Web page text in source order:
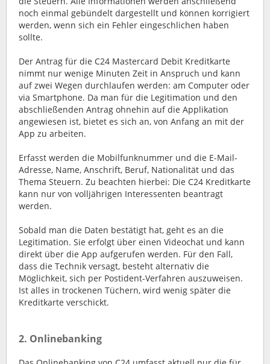
noch einmal gebündelt dargestellt und können korrigiert
werden, wenn sich ein Fehler eingeschlichen haben
sollte.
Der Antrag für die C24 Mastercard Debit Kreditkarte
nimmt nur wenige Minuten Zeit in Anspruch und kann
auf zwei Wegen durchlaufen werden: am Computer oder
via Smartphone. Da man für die Legitimation und den
abschließenden Antrag ohnehin auf die Applikation
angewiesen ist, bietet es sich an, von Anfang an mit der
App zu arbeiten.
Erfasst werden die Mobilfunknummer und die E-Mail-
Adresse, Name, Anschrift, Beruf, Nationalität und das
Thema Steuern. Zu beachten hierbei: Die C24 Kreditkarte
kann nur von volljährigen Interessenten beantragt
werden.
Sobald man die Daten bestätigt hat, geht es an die
Legitimation. Sie erfolgt über einen Videochat und kann
direkt über die App aufgerufen werden. Für den Fall,
dass die Technik versagt, besteht alternativ die
Möglichkeit, sich per Postident-Verfahren auszuweisen.
Ist alles in trockenen Tüchern, wird wenig später die
Kreditkarte verschickt.
2. Onlinebanking